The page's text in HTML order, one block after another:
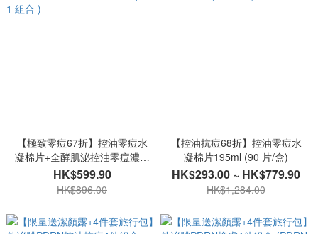
【極致零痘67折】控油零痘水
凝棉片+全酵肌泌控油零痘濃萃
( 1 + 1 組合 )
HK$599.90
HK$896.00
【控油抗痘68折】控油零痘水
凝棉片195ml (90 片/盒)
HK$293.00 ~ HK$779.90
HK$1,284.00